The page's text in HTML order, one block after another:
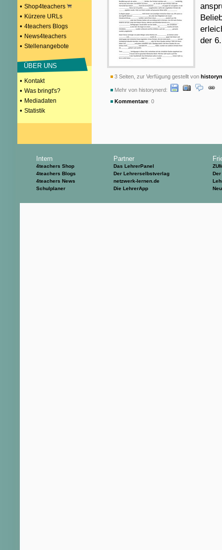
• Shop4teachers
• Kürzere URLs
• 4teachers Blogs
• News4teachers
• Stellenangebote
ÜBER UNS
• Kontakt
• Was bringt's?
• Mediadaten
• Statistik
der
3 Seiten, zur Verfügung gestellt von
Mehr von historynerd:
Kommentare: 0
Intern
4teachers Shop
4teachers Blogs
4teachers News
Schulplaner
Partner
Das LehrerPanel
Der Lehrerselbstverlag
netzwerk-lernen.de
Die LehrerApp